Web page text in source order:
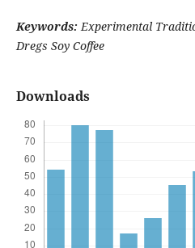
Keywords: Experimental
Dregs Soy Coffee
Downloads